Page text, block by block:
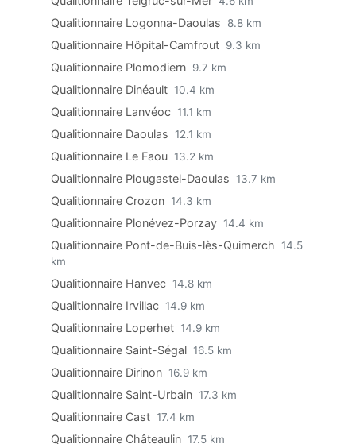
Qualitionnaire Logonna-Daoulas 8.8 km
Qualitionnaire Hôpital-Camfrout 9.3 km
Qualitionnaire Plomodiern 9.7 km
Qualitionnaire Dinéault 10.4 km
Qualitionnaire Lanvéoc 11.1 km
Qualitionnaire Daoulas 12.1 km
Qualitionnaire Le Faou 13.2 km
Qualitionnaire Plougastel-Daoulas 13.7 km
Qualitionnaire Crozon 14.3 km
Qualitionnaire Plonévez-Porzay 14.4 km
Qualitionnaire Pont-de-Buis-lès-Quimerch
14.5
km
Qualitionnaire Hanvec 14.8 km
Qualitionnaire Irvillac 14.9 km
Qualitionnaire Loperhet 14.9 km
Qualitionnaire Saint-Ségal 16.5 km
Qualitionnaire Dirinon 16.9 km
Qualitionnaire Saint-Urbain 17.3 km
Qualitionnaire Cast 17.4 km
Qualitionnaire Châteaulin 17.5 km